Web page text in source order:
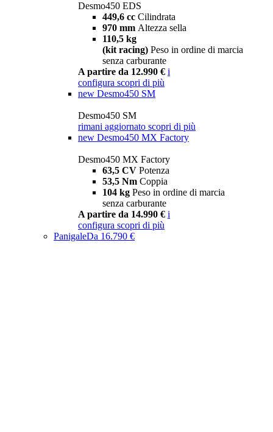
Desmo450 EDS
449,6 cc Cilindrata
970 mm Altezza sella
110,5 kg
(kit racing) Peso in ordine di marcia
senza carburante
A partire da 12.990 € i
configura scopri di più
new Desmo450 SM
Desmo450 SM
rimani aggiornato scopri di più
new Desmo450 MX Factory
Desmo450 MX Factory
63,5 CV Potenza
53,5 Nm Coppia
104 kg Peso in ordine di marcia
senza carburante
A partire da 14.990 € i
configura scopri di più
PanigaleDa 16.790 €